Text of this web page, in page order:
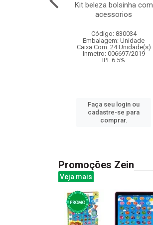
Kit beleza bolsinha com
acessorios
Código: 830034
Embalagem: Unidade
Caixa Com: 24 Unidade(s)
Inmetro: 006697/2019
IPI: 6.5%
Faça seu login ou
cadastre-se para
comprar.
Promoções Zein
Veja mais